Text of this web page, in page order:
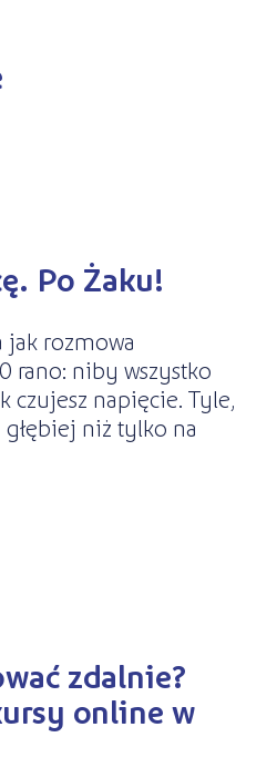
Po Żaku!
jak rozmowa
rano: niby wszystko
czujesz napięcie. Tyle,
niż tylko na
zdalnie?
online w